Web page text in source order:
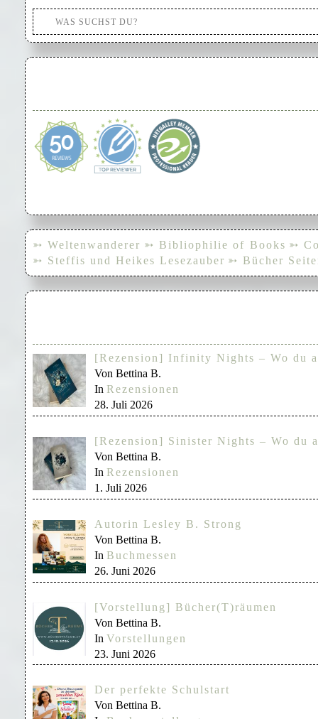
➳ Weltenwanderer ➳ Bibliophilie of Books ➳
➳ Steffis und Heikes Lesezauber ➳ Bücher
[Rezension] Infinity Nights – Wo du
Von Bettina B.
In Rezensionen
28. Juli 2026
[Rezension] Sinister Nights – Wo du
Von Bettina B.
In Rezensionen
1. Juli 2026
Autorin Lesley B. Strong
Von Bettina B.
In Buchmessen
26. Juni 2026
[Vorstellung] Bücher(T)räumen
Von Bettina B.
In Vorstellungen
23. Juni 2026
Der perfekte Schulstart
Von Bettina B.